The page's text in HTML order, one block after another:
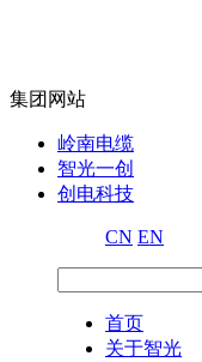
集团网站
岭南电缆
智光一创
创电科技
CN EN
首页
关于智光